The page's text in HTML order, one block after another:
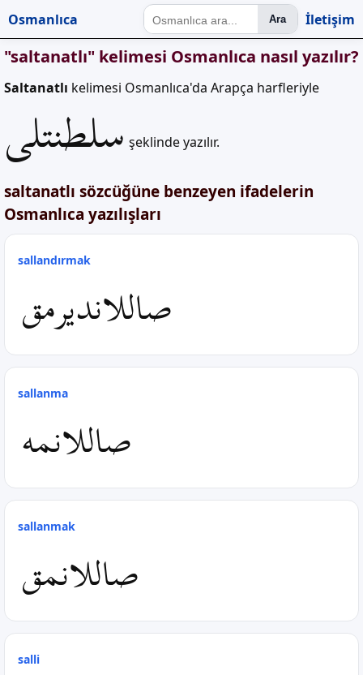
Osmanlıca Ara İletişim
"saltanatlı" kelimesi Osmanlıca nasıl yazılır?
Saltanatlı kelimesi Osmanlıca'da Arapça harfleriyle
سلطنتلی şeklinde yazılır.
saltanatlı sözcüğüne benzeyen ifadelerin
Osmanlıca yazılışları
sallandırmak
صاللاندیرمق
sallanma
صاللانمه
sallanmak
صاللانمق
salli